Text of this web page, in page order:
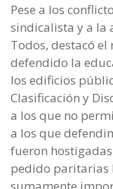
Pese a los
sindicalista y a la
Todos, destacó el
defendido la
los edificios
Clasificación y
a los que no
a los que
fueron
pedido paritarias
sumamente